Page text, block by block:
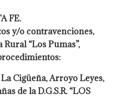
FE.
y/o contravenciones,
“Los Pumas”,
Cigüeña, Arroyo Leyes,
de la D.G.S.R. “LOS